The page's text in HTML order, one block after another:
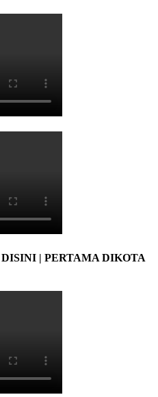
| PERTAMA DIKOTA